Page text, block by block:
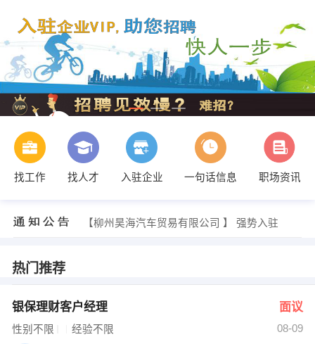
找工作 找人才 入驻企业 一句话信息
职场资讯
【柳州昊海汽车贸易有限公司 】 强势入驻
李 发布 [焊工 ] 招聘信息
郭生 发布 [锅炉操作工 ] 招聘信息
热门推荐
银保理财客户经理 面议
性别不限 经验不限
08-09